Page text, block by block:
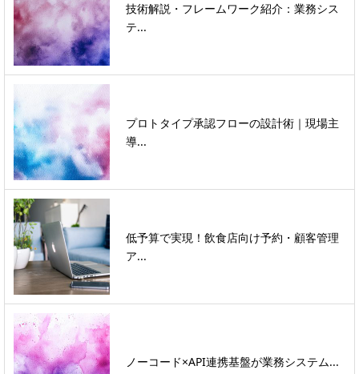
技術解説・フレームワーク紹介：業務シス
テ...
プロトタイプ承認フローの設計術｜現場主
導...
低予算で実現！飲食店向け予約・顧客管理
ア...
ノーコード×API連携基盤が業務システム...